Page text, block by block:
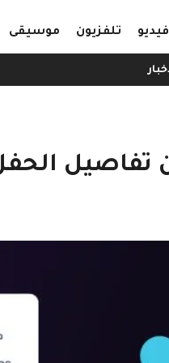
فيديو تلفزيون موسيقى
تفاصيل